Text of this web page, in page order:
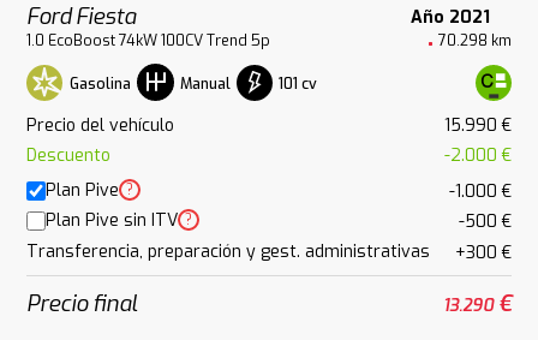
Ford Fiesta Año 2021
1.0 EcoBoost 74kW 100CV Trend 5p 70.298 km
Gasolina Manual 101 cv
Precio del vehículo
15.990 €
Descuento
-2.000 €
Plan Pive ?
-1.000 €
Plan Pive sin ITV ?
-500 €
Transferencia, preparación y gest. administrativas
+300 €
Precio final 13.290€